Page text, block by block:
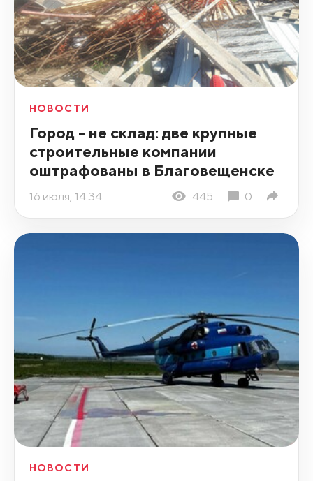
НОВОСТИ
Город - не склад: две крупные
строительные компании
оштрафованы в Благовещенске
16 июля, 14:34 445 0
НОВОСТИ